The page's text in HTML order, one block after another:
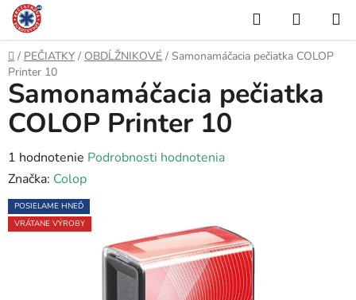
Prejsť
na
obsah
Hľadať
KOŠÍK
Domov
/ PEČIATKY / OBDĹŽNIKOVÉ / Samonamáčacia pečiatka COLOP
Printer 10
Samonamáčacia pečiatka
COLOP Printer 10
Priemerné
hodnotenie
produktu
je
1 hodnotenie Podrobnosti hodnotenia
Značka: Colop
POSIELAME HNEĎ
VRÁTANE VÝROBY